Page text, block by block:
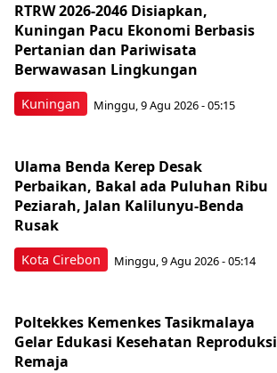
Kuningan
RTRW 2026-2046 Disiapkan,
Kuningan Pacu Ekonomi Berbasis
Pertanian dan Pariwisata
Berwawasan Lingkungan
Minggu, 9 Agu 2026 - 05:15
Kota Cirebon
Ulama Benda Kerep Desak
Perbaikan, Bakal ada Puluhan Ribu
Peziarah, Jalan Kalilunyu-Benda
Rusak
Minggu, 9 Agu 2026 - 05:14
Poltekkes Kemenkes Tasikmalaya
Gelar Edukasi Kesehatan Reproduksi
Remaja